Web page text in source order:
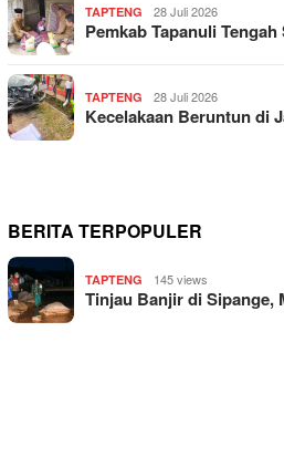
TAPTENG 28 Juli 2026
Pemkab Tapanuli
TAPTENG 28 Juli 2026
Kecelakaan Beruntun di
BERITA TERPOPULER
TAPTENG 145 views
Tinjau Banjir di Sipange,